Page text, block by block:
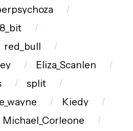
8_bit
red_bull
Eliza_Scanlen
split
Kiedy
Michael_Corleone